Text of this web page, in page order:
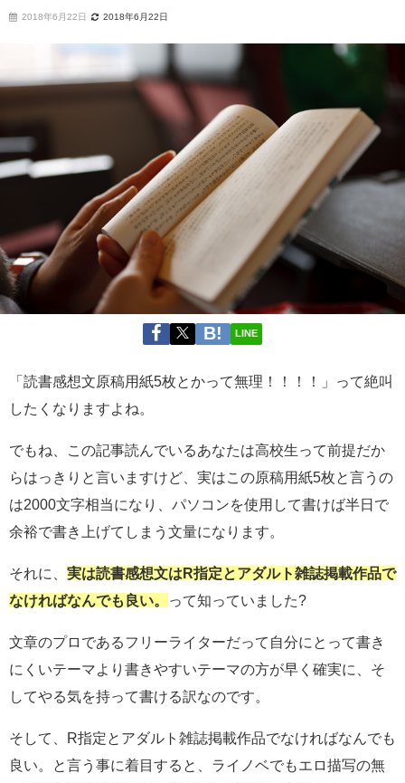
2018年6月22日 2018年6月22日
LINE
「読書感想文原稿用紙5枚とかって無理！！！！」って絶叫
したくなりますよね。
でもね、この記事読んでいるあなたは高校生って前提だか
らはっきりと言いますけど、実はこの原稿用紙5枚と言うの
は2000文字相当になり、パソコンを使用して書けば半日で
余裕で書き上げてしまう文量になります。
それに、 実は読書感想文はR指定とアダルト雑誌掲載作品で
なければなんでも良い。
って知っていました?
文章のプロであるフリーライターだって自分にとって書き
にくいテーマより書きやすいテーマの方が早く確実に、そ
してやる気を持って書ける訳なのです。
そして、R指定とアダルト雑誌掲載作品でなければなんでも
良い。と言う事に着目すると、ライノベでもエロ描写の無